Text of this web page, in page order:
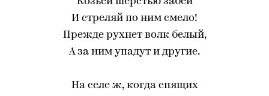
И стреляй по ним смело!
Прежде рухнет волк белый,
А за ним упадут и другие.
На селе ж, когда спящих